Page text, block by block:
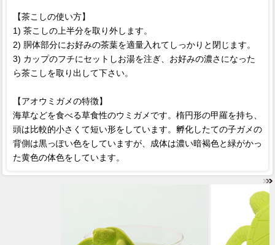
【茶こしの使い方】
1) 茶こしの上半分を取り外します。
2) 胴体部分にお好みの茶葉を適量入れてしっかりと閉じます。
3) カップのフチにセットしお湯を注ぎ、お好みの濃さになった
ら茶こしを取り出して下さい。
【アオウミガメの特徴】
海草などを食べる草食性のウミガメです。楕円形の甲羅を持ち、
頭は比較的小さくて短い形をしています。孵化したての子ガメの
背側は黒っぽい色をしていますが、成体は濃い暗褐色と緑がかっ
た黄色の体色をしています。